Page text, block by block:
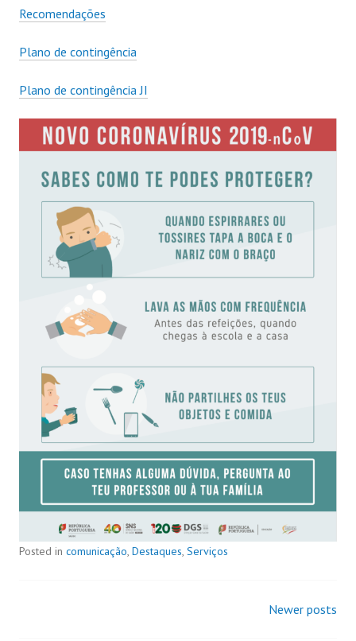
Recomendações
Plano de contingência
Plano de contingência JI
Posted in comunicação, Destaques, Serviços
Newer posts